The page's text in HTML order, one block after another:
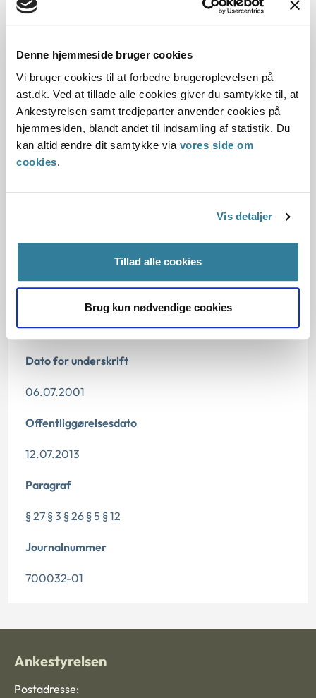
Denne hjemmeside bruger cookies
Vi bruger cookies til at forbedre brugeroplevelsen på
ast.dk. Ved at tillade alle cookies giver du samtykke til, at
Ankestyrelsen samt tredjeparter anvender cookies på
hjemmesiden, blandt andet til indsamling af statistik. Du
kan altid ændre dit samtykke via vores side om
cookies.
Vis detaljer
Tillad alle cookies
Brug kun nødvendige cookies
Vejledninger:
Afgørelse:
Afgørelse:
Afgørelse:
Afgørelse:
Dato for underskrift
06.07.2001
Offentliggørelsesdato
12.07.2013
Paragraf
§ 27 § 3 § 26 § 5 § 12
Journalnummer
700032-01
Ankestyrelsen
Postadresse: